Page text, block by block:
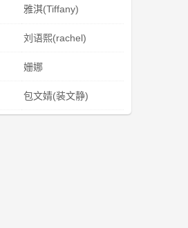
雅淇(Tiffany)
刘语熙(rachel)
姗娜
包文婧(装文静)